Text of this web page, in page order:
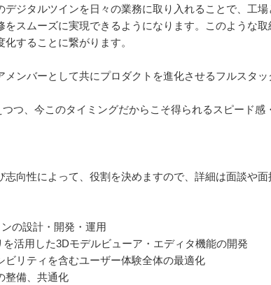
ジタルツインを日々の業務に取り入れることで、工
スムーズに実現できるようになります。このような
することに繋がります。
ンバーとして共にプロダクトを進化させるフルスタ
つ、今このタイミングだからこそ得られるスピード感
向性によって、役割を決めますので、詳細は面談や
の設計・開発・運用
活用した3Dモデルビューア・エディタ機能の開発
ビリティを含むユーザー体験全体の最適化
整備、共通化